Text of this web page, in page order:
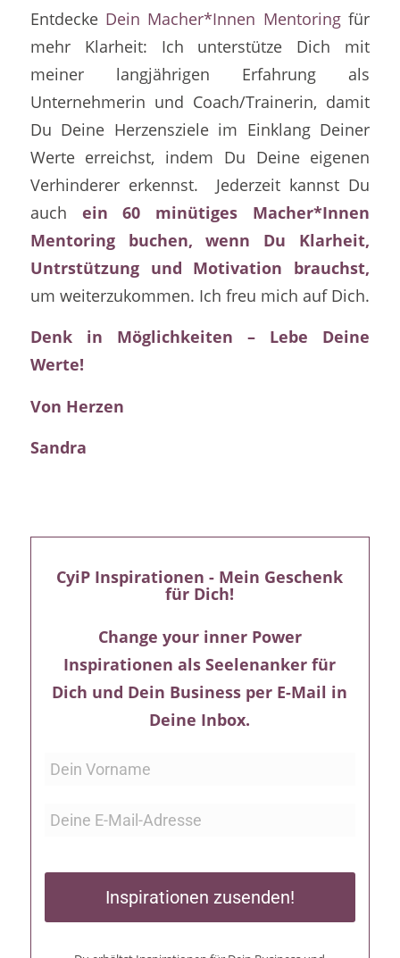
Entdecke Dein Macher*Innen Mentoringfür
mehr Klarheit: Ich unterstütze Dich mit
meiner langjährigen Erfahrung als
Unternehmerin und Coach/Trainerin, damit
Du Deine Herzensziele im Einklang Deiner
Werte erreichst, indem Du Deine eigenen
Verhinderer erkennst. Jederzeit kannst Du
auch ein 60 minütiges Macher*Innen
Mentoring buchen, wenn Du Klarheit,
Untrstützung und Motivation brauchst,
um weiterzukommen. Ich freu mich auf Dich.
Denk in Möglichkeiten – Lebe Deine
Werte!
Von Herzen
Sandra
CyiP Inspirationen - Mein Geschenk
für Dich!
Change your inner Power
Inspirationen als Seelenanker für
Dich und Dein Business per E-Mail in
Deine Inbox.
Inspirationen zusenden!